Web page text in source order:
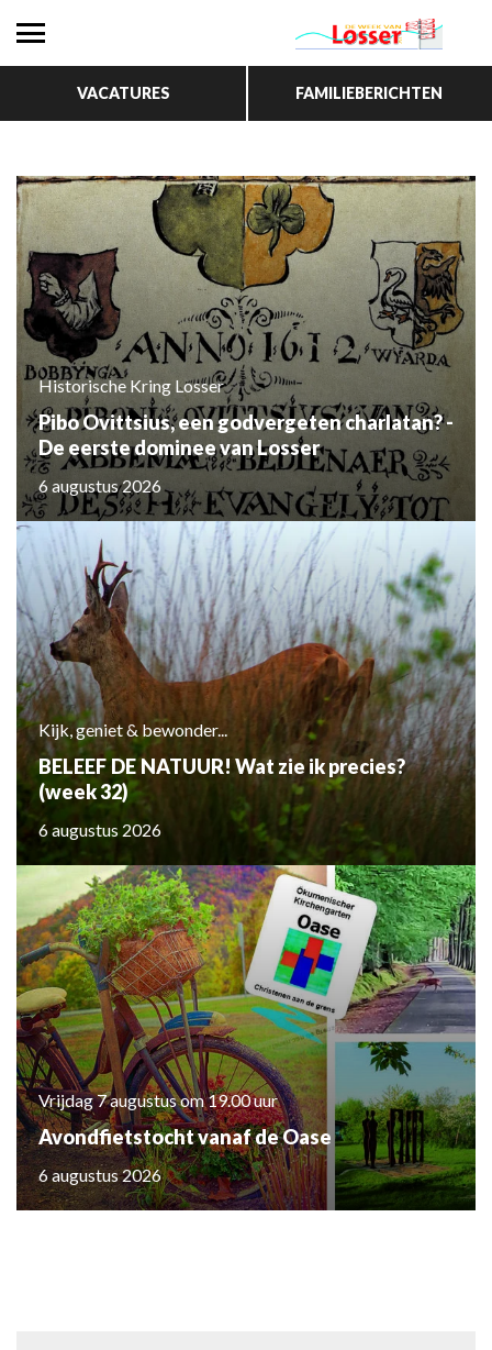
VACATURES FAMILIEBERICHTEN
Historische Kring Losser
Pibo Ovittsius, een godvergeten charlatan? -
De eerste dominee van Losser
6 augustus 2026
Kijk, geniet & bewonder...
BELEEF DE NATUUR! Wat zie ik precies?
(week 32)
6 augustus 2026
Vrijdag 7 augustus om 19.00 uur
Avondfietstocht vanaf de Oase
6 augustus 2026